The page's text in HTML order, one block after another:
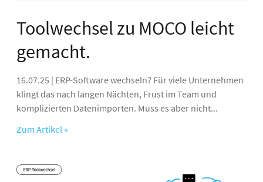
Toolwechsel zu MOCO leicht
gemacht.
16.07.25 | ERP-Software wechseln? Für viele Unternehmen
klingt das nach langen Nächten, Frust im Team und
komplizierten Datenimporten. Muss es aber nicht...
Zum Artikel »